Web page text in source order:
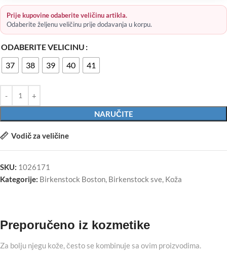
Prije kupovine odaberite veličinu artikla.
Odaberite željenu veličinu prije dodavanja u korpu.
ODABERITE VELICINU
37
38 39 40 41
NARUČITE
Vodič za veličine
SKU: 1026171
Kategorije: Birkenstock Boston Birkenstock sve Koža
Preporučeno iz kozmetike
Za bolju njegu kože, često se kombinuje sa ovim proizvodima.